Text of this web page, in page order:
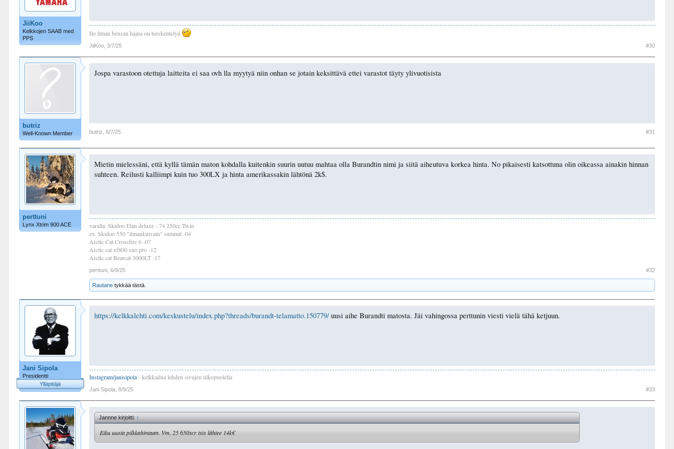
JiiKoo
Kelkkojen SAAB med
PPS
Ilo ilman bensan hajua on teeskentelyä
JiiKoo 3/7/25 #30
butriz
Well-Known Member
Jospa varastoon otettuja laitteita ei saa ovh lla myytyä niin onhan se jotain keksittävä ettei varastot täyty ylivuotisista
butriz 6/7/25 #31
perttuni
Lynx Xtrim 900 ACE
Mietin mielessäni, että kyllä tämän maton kohdalla kuitenkin suurin uutuu mahtaa olla Burandtin nimi ja siitä aiheutuva korkea hinta. No pikaisesti katsottuna olin oikeassa ainakin hinnan
suhteen. Reilusti kalliimpi kuin tuo 300LX ja hinta amerikassakin lähtönä 2k$.
varalla: Skidoo Elan deluxe - 74 250cc Twin
ex. Skidoo 550 "ilmankuivain" summit -04
Arctic Cat Crossfire 6 -07
Arctic cat xf800 sno pro -12
Arctic cat Bearcat 3000LT -17
perttuni 6/9/25 #32
Rautane tykkää tästä.
Jani Sipola
Presidentti
Ylläpitäjä
https://kelkkalehti.com/keskustelu/index.php?threads/burandt-telamatto.150779/ uusi aihe Burandti matosta. Jäi vahingossa perttunin viesti vielä tähä ketjuun.
Instagram/janisipola- kelkkailua lehden sivujen ulkopuolella
Jani Sipola 8/9/25 #33
Jannne kirjoitti:↑
Eiku uusia pilkkahintaan. Vm. 25 650xcr tsis lähtee 14k€